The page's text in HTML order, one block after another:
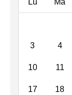
Lu Ma
3 4
10 11
17 18